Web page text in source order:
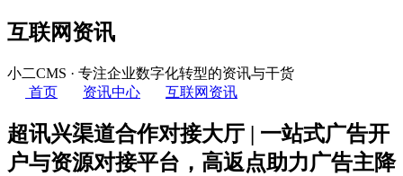
互联网资讯
小二CMS · 专注企业数字化转型的资讯与干货
首页
资讯中心 互联网资讯
超讯兴渠道合作对接大厅 | 一站式广告开
户与资源对接平台，高返点助力广告主降